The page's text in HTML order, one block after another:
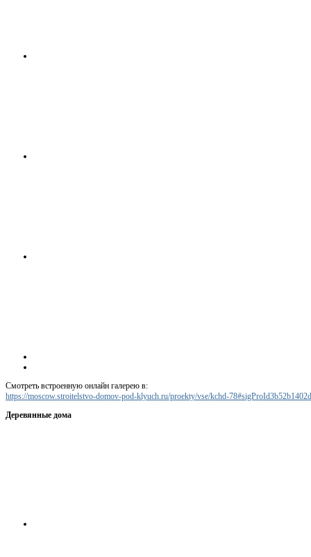
Смотреть встроенную онлайн галерею в:
https://moscow.stroitelstvo-domov-pod-klyuch.ru/proekty/vse/kchd-78#sigProId3b52b1402d
Деревянные дома